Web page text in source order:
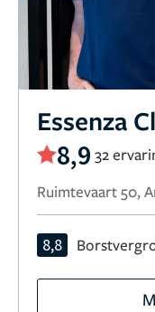
Essenza
8,9 32
Ruimtevaart 50,
8,8